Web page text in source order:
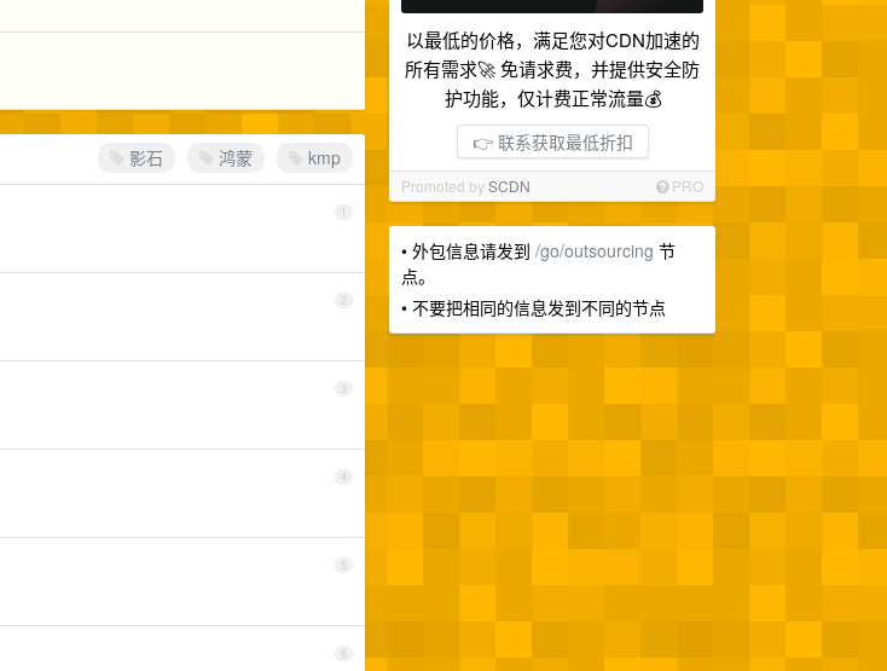
以最低的价格，满足您对CDN加速的
所有需求🚀 免请求费，并提供安全防
护功能，仅计费正常流量💰
👉 联系获取最低折扣
Promoted bySCDN PRO
• 外包信息请发到 /go/outsourcing 节
点。
• 不要把相同的信息发到不同的节点
影石 鸿蒙 kmp
1
2
3
4
5
6